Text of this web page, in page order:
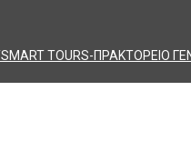
SMART TOURS-ΠΡΑΚΤΟΡΕΙΟ